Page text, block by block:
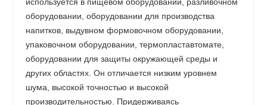
оборудовании, оборудовании для производства
напитков, выдувном формовочном оборудовании,
упаковочном оборудовании, термопластавтомате,
оборудовании для защиты окружающей среды и
других областях. Он отличается низким уровнем
шума, высокой точностью и высокой
производительностью. Придерживаясь